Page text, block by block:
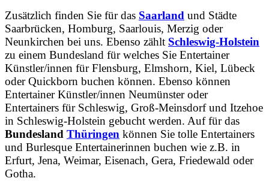
Zusätzlich finden Sie für das Saarland und Städte
Saarbrücken, Homburg, Saarlouis, Merzig oder
Neunkirchen bei uns. Ebenso zählt Schleswig-Holstein
zu einem Bundesland für welches Sie Entertainer
Künstler/innen für Flensburg, Elmshorn, Kiel, Lübeck
oder Quickborn buchen können. Ebenso können
Entertainer Künstler/innen Neumünster oder
Entertainers für Schleswig, Groß-Meinsdorf und Itzehoe
in Schleswig-Holstein gebucht werden. Auf für das
Bundesland Thüringen können Sie tolle Entertainers
und Burlesque Entertainerinnen buchen wie z.B. in
Erfurt, Jena, Weimar, Eisenach, Gera, Friedewald oder
Gotha.